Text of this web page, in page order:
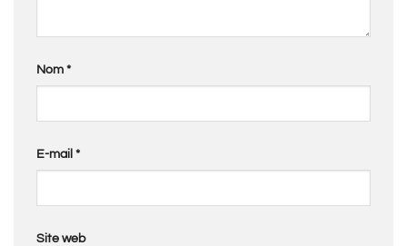
Nom *
E-mail *
Site web